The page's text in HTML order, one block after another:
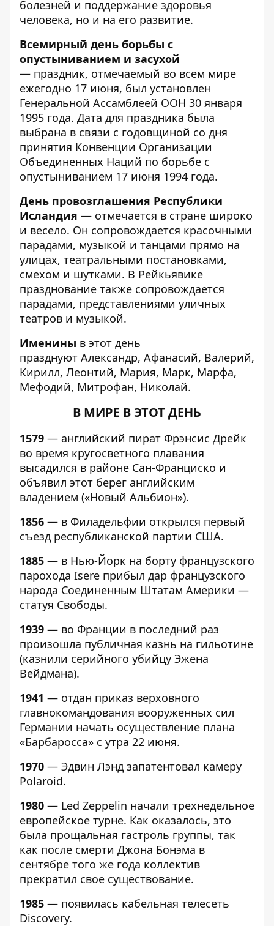
болезней и поддержание здоровья
человека, но и на его развитие.
Всемирный день борьбы с
опустыниванием и засухой
— праздник, отмечаемый во всем мире
ежегодно 17 июня, был установлен
Генеральной Ассамблеей ООН 30 января
1995 года. Дата для праздника была
выбрана в связи с годовщиной со дня
принятия Конвенции Организации
Объединенных Наций по борьбе с
опустыниванием 17 июня 1994 года.
День провозглашения Республики
Исландия — отмечается в стране широко
и весело. Он сопровождается красочными
парадами, музыкой и танцами прямо на
улицах, театральными постановками,
смехом и шутками. В Рейкьявике
празднование также сопровождается
парадами, представлениями уличных
театров и музыкой.
Именины в этот день
празднуют Александр, Афанасий, Валерий,
Кирилл, Леонтий, Мария, Марк, Марфа,
Мефодий, Митрофан, Николай.
В МИРЕ В ЭТОТ ДЕНЬ
1579 — английский пират Фрэнсис Дрейк
во время кругосветного плавания
высадился в районе Сан-Франциско и
объявил этот берег английским
владением («Новый Альбион»).
1856 — в Филадельфии открылся первый
съезд республиканской партии США.
1885 — в Нью-Йорк на борту французского
парохода Isere прибыл дар французского
народа Соединенным Штатам Америки —
статуя Свободы.
1939 — во Франции в последний раз
произошла публичная казнь на гильотине
(казнили серийного убийцу Эжена
Вейдмана).
1941 — отдан приказ верховного
главнокомандования вооруженных сил
Германии начать осуществление плана
«Барбаросса» с утра 22 июня.
1970 — Эдвин Лэнд запатентовал камеру
Polaroid.
1980 — Led Zeppelin начали трехнедельное
европейское турне. Как оказалось, это
была прощальная гастроль группы, так
как после смерти Джона Бонэма в
сентябре того же года коллектив
прекратил свое существование.
1985 — появилась кабельная телесеть
Discovery.